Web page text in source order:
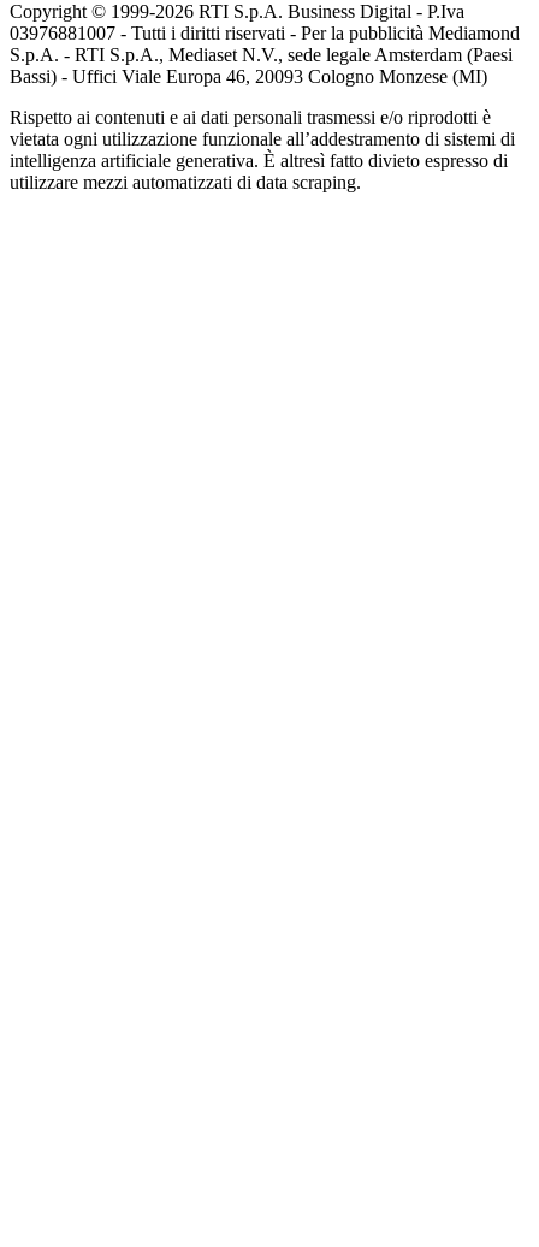
Copyright © 1999-2026 RTI S.p.A. Business Digital - P.Iva
03976881007 - Tutti i diritti riservati - Per la pubblicità Mediamond
S.p.A. - RTI S.p.A., Mediaset N.V., sede legale Amsterdam (Paesi
Bassi) - Uffici Viale Europa 46, 20093 Cologno Monzese (MI)
Rispetto ai contenuti e ai dati personali trasmessi e/o riprodotti è
vietata ogni utilizzazione funzionale all’addestramento di sistemi di
intelligenza artificiale generativa. È altresì fatto divieto espresso di
utilizzare mezzi automatizzati di data scraping.